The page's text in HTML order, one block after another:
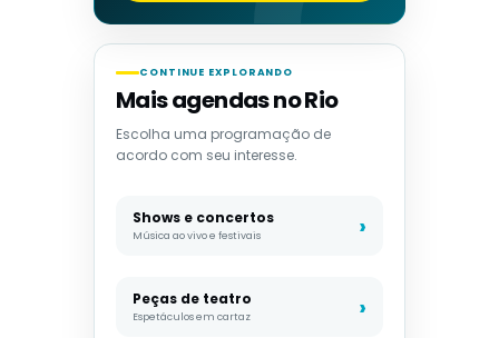
CONTINUE EXPLORANDO
Mais agendas no Rio
Escolha uma programação de
acordo com seu interesse.
Shows e concertos
Música ao vivo e festivais
Peças de teatro
Espetáculos em cartaz